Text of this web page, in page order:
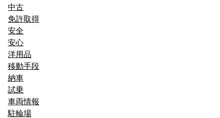
中古
免許取得
安全
安心
洋用品
移動手段
納車
試乗
車両情報
駐輪場